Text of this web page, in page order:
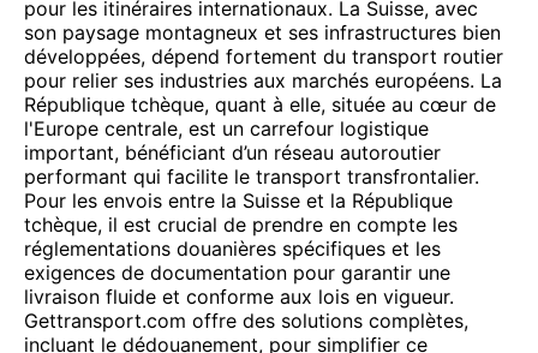
pour les itinéraires internationaux. La Suisse, avec
son paysage montagneux et ses infrastructures bien
développées, dépend fortement du transport routier
pour relier ses industries aux marchés européens. La
République tchèque, quant à elle, située au cœur de
l'Europe centrale, est un carrefour logistique
important, bénéficiant d’un réseau autoroutier
performant qui facilite le transport transfrontalier.
Pour les envois entre la Suisse et la République
tchèque, il est crucial de prendre en compte les
réglementations douanières spécifiques et les
exigences de documentation pour garantir une
livraison fluide et conforme aux lois en vigueur.
Gettransport.com offre des solutions complètes,
incluant le dédouanement, pour simplifier ce